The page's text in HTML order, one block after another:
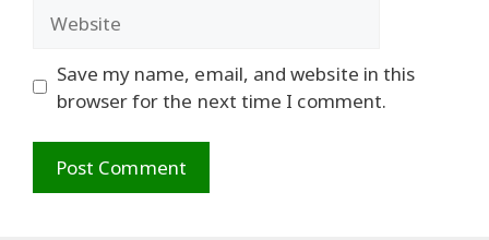
Save my name, email, and website in this
browser for the next time I comment.